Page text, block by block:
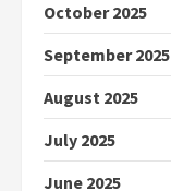
October 2025
September 2025
August 2025
July 2025
June 2025